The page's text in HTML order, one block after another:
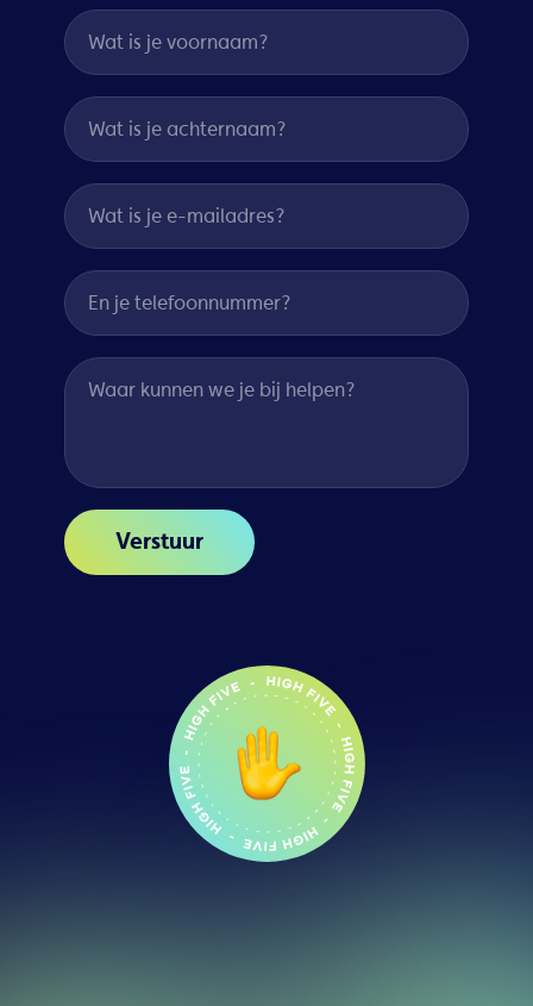
Wat is je voornaam?
Wat is je achternaam?
Wat is je e-mailadres?
En je telefoonnummer?
Waar kunnen we je bij helpen?
Verstuur